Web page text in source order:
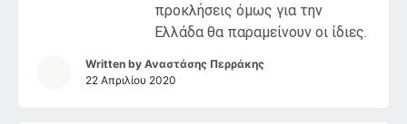
προκλήσεις όμως για την
Ελλάδα θα παραμείνουν οι ίδιες.
Written by Αναστάσης Περράκης
22 Απριλίου 2020